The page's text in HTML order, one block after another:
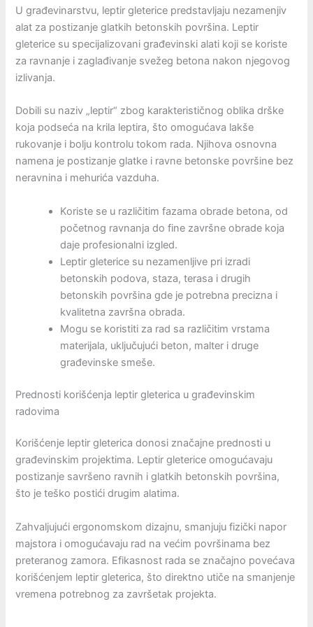
U građevinarstvu, leptir gleterice predstavljaju nezamenjiv
alat za postizanje glatkih betonskih površina. Leptir
gleterice su specijalizovani građevinski alati koji se koriste
za ravnanje i zaglađivanje svežeg betona nakon njegovog
izlivanja.
Dobili su naziv „leptir“ zbog karakterističnog oblika drške
koja podseća na krila leptira, što omogućava lakše
rukovanje i bolju kontrolu tokom rada. Njihova osnovna
namena je postizanje glatke i ravne betonske površine bez
neravnina i mehurića vazduha.
Koriste se u različitim fazama obrade betona, od
početnog ravnanja do fine završne obrade koja
daje profesionalni izgled.
Leptir gleterice su nezamenljive pri izradi
betonskih podova, staza, terasa i drugih
betonskih površina gde je potrebna precizna i
kvalitetna završna obrada.
Mogu se koristiti za rad sa različitim vrstama
materijala, uključujući beton, malter i druge
građevinske smeše.
Prednosti korišćenja leptir gleterica u građevinskim
radovima
Korišćenje leptir gleterica donosi značajne prednosti u
građevinskim projektima. Leptir gleterice omogućavaju
postizanje savršeno ravnih i glatkih betonskih površina,
što je teško postići drugim alatima.
Zahvaljujući ergonomskom dizajnu, smanjuju fizički napor
majstora i omogućavaju rad na većim površinama bez
preteranog zamora. Efikasnost rada se značajno povećava
korišćenjem leptir gleterica, što direktno utiče na smanjenje
vremena potrebnog za završetak projekta.